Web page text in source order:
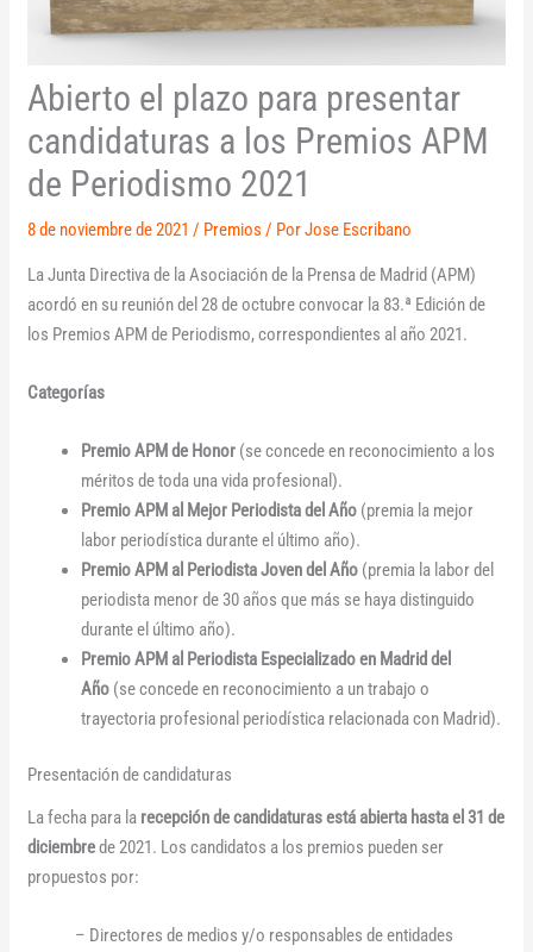
Abierto el plazo para presentar
candidaturas a los Premios APM
de Periodismo 2021
8 de noviembre de 2021/ Premios / PorJose Escribano
La Junta Directiva de la Asociación de la Prensa de Madrid (APM)
acordó en su reunión del 28 de octubre convocar la 83.ª Edición de
los Premios APM de Periodismo, correspondientes al año 2021.
Categorías
Premio APM de Honor (se concede en reconocimiento a los
méritos de toda una vida profesional).
Premio APM al Mejor Periodista del Año (premia la mejor
labor periodística durante el último año).
Premio APM al Periodista Joven del Año (premia la labor del
periodista menor de 30 años que más se haya distinguido
durante el último año).
Premio APM al Periodista Especializado en Madrid del
Año (se concede en reconocimiento a un trabajo o
trayectoria profesional periodística relacionada con Madrid).
Presentación de candidaturas
La fecha para la recepción de candidaturas está abierta hasta el 31 de
diciembrede 2021. Los candidatos a los premios pueden ser
propuestos por:
– Directores de medios y/o responsables de entidades